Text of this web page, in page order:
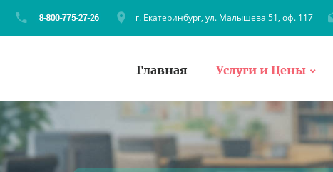
г. Екатеринбург, ул. Малышева 51, оф. 117
Главная Услуги и Цены